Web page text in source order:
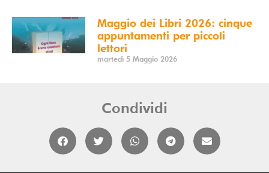
Maggio dei Libri 2026: cinque
appuntamenti per piccoli
lettori
martedì 5 Maggio 2026
Condividi